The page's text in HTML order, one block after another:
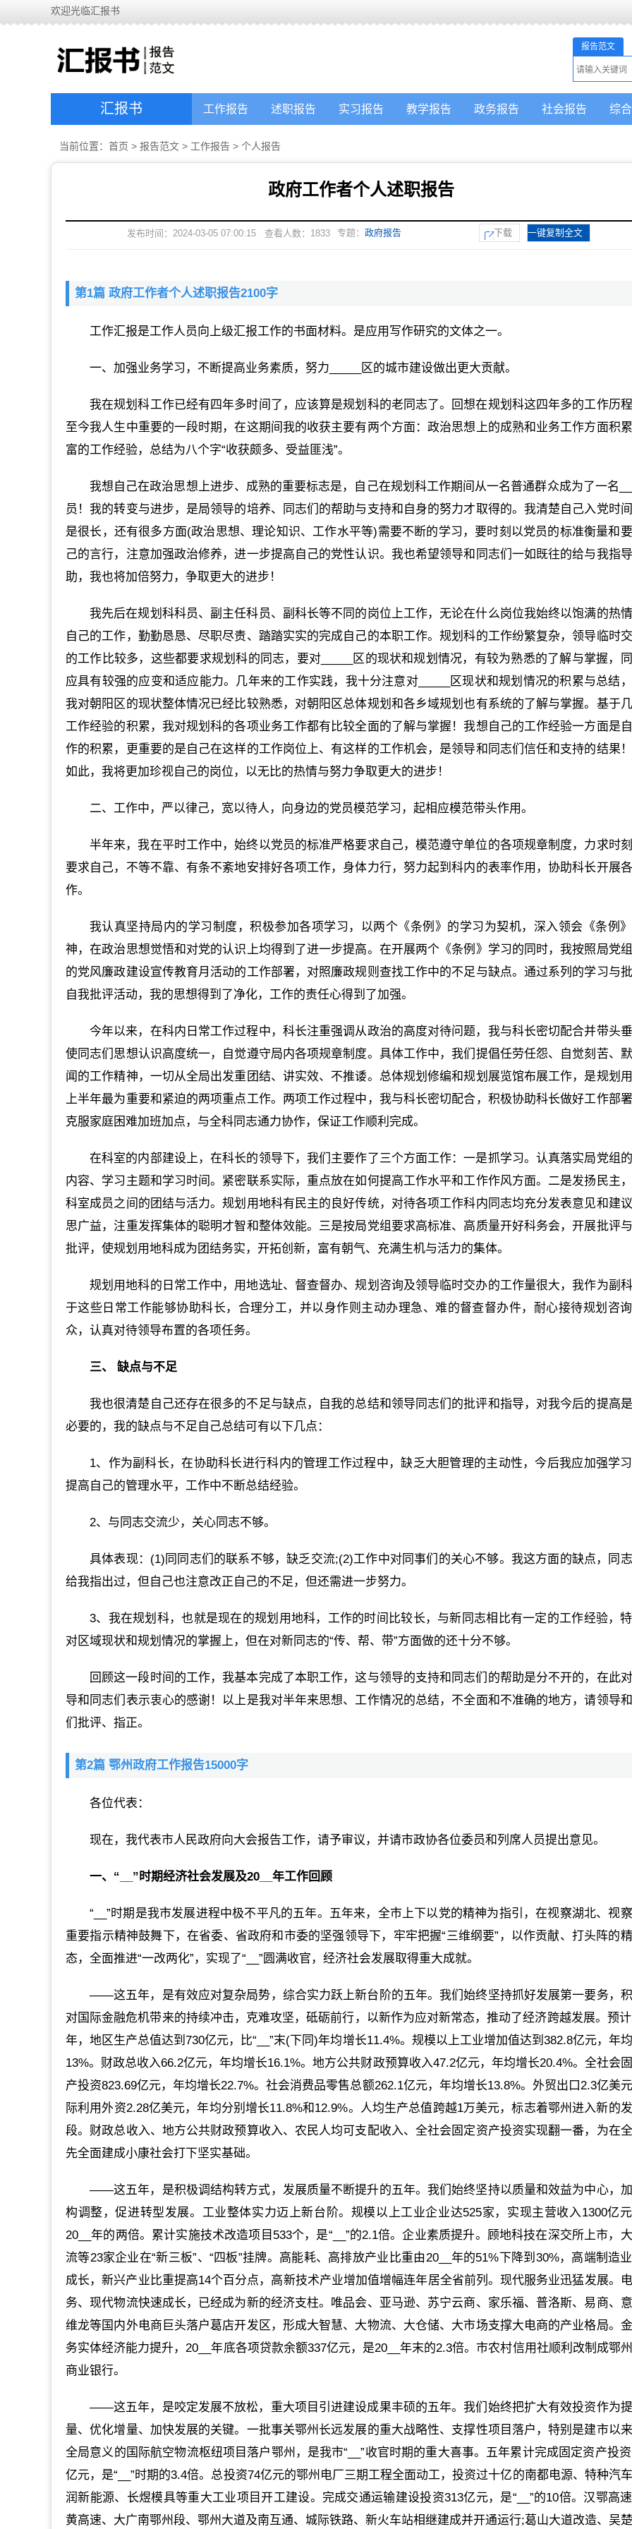
欢迎光临汇报书
报告范文
汇报书 工作报告 述职报告 实习报告 教学报告 政务报告 社会报告 综
当前位置： 首页 > 报告范文 > 工作报告 > 个人报告
政府工作者个人述职报告
发布时间：2024-03-05 07:00:15 查看人数： 1833 专题： 政府报告 下载 一键复制全文
第1篇 政府工作者个人述职报告2100字
工作汇报是工作人员向上级汇报工作的书面材料。是应用写作研究的文体之一。
一、加强业务学习，不断提高业务素质，努力_____区的城市建设做出更大贡献。
我在规划科工作已经有四年多时间了，应该算是规划科的老同志了。回想在规划科这四年多的工作历
至今我人生中重要的一段时期，在这期间我的收获主要有两个方面：政治思想上的成熟和业务工作方面积
富的工作经验，总结为八个字“收获颇多、受益匪浅”。
我想自己在政治思想上进步、成熟的重要标志是，自己在规划科工作期间从一名普通群众成为了一名
员！我的转变与进步，是局领导的培养、同志们的帮助与支持和自身的努力才取得的。我清楚自己入党时
是很长，还有很多方面(政治思想、理论知识、工作水平等)需要不断的学习，要时刻以党员的标准衡量和
己的言行，注意加强政治修养，进一步提高自己的党性认识。我也希望领导和同志们一如既往的给与我指
助，我也将加倍努力，争取更大的进步！
我先后在规划科科员、副主任科员、副科长等不同的岗位上工作，无论在什么岗位我始终以饱满的热
自己的工作，勤勤恳恳、尽职尽责、踏踏实实的完成自己的本职工作。规划科的工作纷繁复杂，领导临时
的工作比较多，这些都要求规划科的同志，要对_____区的现状和规划情况，有较为熟悉的了解与掌握，
应具有较强的应变和适应能力。几年来的工作实践，我十分注意对_____区现状和规划情况的积累与总结
我对朝阳区的现状整体情况已经比较熟悉，对朝阳区总体规划和各乡域规划也有系统的了解与掌握。基于
工作经验的积累，我对规划科的各项业务工作都有比较全面的了解与掌握！我想自己的工作经验一方面是
作的积累，更重要的是自己在这样的工作岗位上、有这样的工作机会，是领导和同志们信任和支持的结果
如此，我将更加珍视自己的岗位，以无比的热情与努力争取更大的进步！
二、工作中，严以律己，宽以待人，向身边的党员模范学习，起相应模范带头作用。
半年来，我在平时工作中，始终以党员的标准严格要求自己，模范遵守单位的各项规章制度，力求时
要求自己，不等不靠、有条不紊地安排好各项工作，身体力行，努力起到科内的表率作用，协助科长开展
作。
我认真坚持局内的学习制度，积极参加各项学习，以两个《条例》的学习为契机，深入领会《条例
神，在政治思想觉悟和对党的认识上均得到了进一步提高。在开展两个《条例》学习的同时，我按照局党
的党风廉政建设宣传教育月活动的工作部署，对照廉政规则查找工作中的不足与缺点。通过系列的学习与
自我批评活动，我的思想得到了净化，工作的责任心得到了加强。
今年以来，在科内日常工作过程中，科长注重强调从政治的高度对待问题，我与科长密切配合并带头垂
使同志们思想认识高度统一，自觉遵守局内各项规章制度。具体工作中，我们提倡任劳任怨、自觉刻苦、
闻的工作精神，一切从全局出发重团结、讲实效、不推诿。总体规划修编和规划展览馆布展工作，是规划
上半年最为重要和紧迫的两项重点工作。两项工作过程中，我与科长密切配合，积极协助科长做好工作部
克服家庭困难加班加点，与全科同志通力协作，保证工作顺利完成。
在科室的内部建设上，在科长的领导下，我们主要作了三个方面工作：一是抓学习。认真落实局党组
内容、学习主题和学习时间。紧密联系实际，重点放在如何提高工作水平和工作作风方面。二是发扬民主
科室成员之间的团结与活力。规划用地科有民主的良好传统，对待各项工作科内同志均充分发表意见和建
思广益，注重发挥集体的聪明才智和整体效能。三是按局党组要求高标准、高质量开好科务会，开展批评
批评，使规划用地科成为团结务实，开拓创新，富有朝气、充满生机与活力的集体。
规划用地科的日常工作中，用地选址、督查督办、规划咨询及领导临时交办的工作量很大，我作为副
于这些日常工作能够协助科长，合理分工，并以身作则主动办理急、难的督查督办件，耐心接待规划咨
众，认真对待领导布置的各项任务。
三、 缺点与不足
我也很清楚自己还存在很多的不足与缺点，自我的总结和领导同志们的批评和指导，对我今后的提高
必要的，我的缺点与不足自己总结可有以下几点：
1、作为副科长，在协助科长进行科内的管理工作过程中，缺乏大胆管理的主动性，今后我应加强学
提高自己的管理水平，工作中不断总结经验。
2、与同志交流少，关心同志不够。
具体表现：(1)同同志们的联系不够，缺乏交流;(2)工作中对同事们的关心不够。我这方面的缺点，同
给我指出过，但自己也注意改正自己的不足，但还需进一步努力。
3、我在规划科，也就是现在的规划用地科，工作的时间比较长，与新同志相比有一定的工作经验，
对区域现状和规划情况的掌握上，但在对新同志的“传、帮、带”方面做的还十分不够。
回顾这一段时间的工作，我基本完成了本职工作，这与领导的支持和同志们的帮助是分不开的，在此
导和同志们表示衷心的感谢！以上是我对半年来思想、工作情况的总结，不全面和不准确的地方，请领导
们批评、指正。
第2篇 鄂州政府工作报告15000字
各位代表：
现在，我代表市人民政府向大会报告工作，请予审议，并请市政协各位委员和列席人员提出意见。
一、“__”时期经济社会发展及20__年工作回顾
“__”时期是我市发展进程中极不平凡的五年。五年来，全市上下以党的精神为指引，在视察湖北、视
重要指示精神鼓舞下，在省委、省政府和市委的坚强领导下，牢牢把握“三维纲要”，以作贡献、打头阵的
态，全面推进“一改两化”，实现了“__”圆满收官，经济社会发展取得重大成就。
——这五年，是有效应对复杂局势，综合实力跃上新台阶的五年。我们始终坚持抓好发展第一要务，
对国际金融危机带来的持续冲击，克难攻坚，砥砺前行，以新作为应对新常态，推动了经济跨越发展。预计
年，地区生产总值达到730亿元，比“__”末(下同)年均增长11.4%。规模以上工业增加值达到382.8亿元，年
13%。财政总收入66.2亿元，年均增长16.1%。地方公共财政预算收入47.2亿元，年均增长20.4%。全社会
产投资823.69亿元，年均增长22.7%。社会消费品零售总额262.1亿元，年均增长13.8%。外贸出口2.3亿美
际利用外资2.28亿美元，年均分别增长11.8%和12.9%。人均生产总值跨越1万美元，标志着鄂州进入新的
段。财政总收入、地方公共财政预算收入、农民人均可支配收入、全社会固定资产投资实现翻一番，为在
先全面建成小康社会打下坚实基础。
——这五年，是积极调结构转方式，发展质量不断提升的五年。我们始终坚持以质量和效益为中心，
构调整，促进转型发展。工业整体实力迈上新台阶。规模以上工业企业达525家，实现主营收入1300亿
20__年的两倍。累计实施技术改造项目533个，是“__”的2.1倍。企业素质提升。顾地科技在深交所上市，
流等23家企业在“新三板”、“四板”挂牌。高能耗、高排放产业比重由20__年的51%下降到30%，高端制造
成长，新兴产业比重提高14个百分点，高新技术产业增加值增幅连年居全省前列。现代服务业迅猛发展。
务、现代物流快速成长，已经成为新的经济支柱。唯品会、亚马逊、苏宁云商、家乐福、普洛斯、易商、意
维龙等国内外电商巨头落户葛店开发区，形成大智慧、大物流、大仓储、大市场支撑大电商的产业格局。
务实体经济能力提升，20__年底各项贷款余额337亿元，是20__年末的2.3倍。市农村信用社顺利改制成鄂
商业银行。
——这五年，是咬定发展不放松，重大项目引进建设成果丰硕的五年。我们始终把扩大有效投资作为
量、优化增量、加快发展的关键。一批事关鄂州长远发展的重大战略性、支撑性项目落户，特别是建市以
全局意义的国际航空物流枢纽项目落户鄂州，是我市“__”收官时期的重大喜事。五年累计完成固定资产投
亿元，是“__”时期的3.4倍。总投资74亿元的鄂州电厂三期工程全面动工，投资过十亿的南都电源、特种汽
润新能源、长煜模具等重大工业项目开工建设。完成交通运输建设投资313亿元，是“__”的10倍。汉鄂高
黄高速、大广南鄂州段、鄂州大道及南互通、城际铁路、新火车站相继建成并开通运行;葛山大道改造、吴